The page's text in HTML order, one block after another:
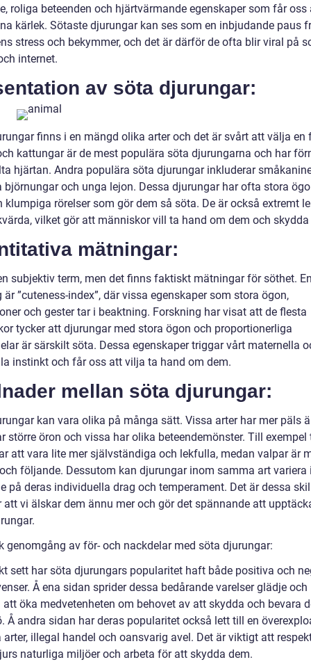
roliga beteenden och hjärtvärmande egenskaper som får oss
kärlek. Sötaste djurungar kan ses som en inbjudande paus
stress och bekymmer, och det är därför de ofta blir viral på
internet.
av söta djurungar:
finns i en mängd olika arter och det är svårt att välja en
kattungar är de mest populära söta djurungarna och har
hjärtan. Andra populära söta djurungar inkluderar
björnungar och unga lejon. Dessa djurungar har ofta stora
klumpiga rörelser som gör dem så söta. De är också extremt
vilket gör att människor vill ta hand om dem och skydda
mätningar:
subjektiv term, men det finns faktiskt mätningar för söthet.
”cuteness-index”, där vissa egenskaper som stora ögon,
och gester tar i beaktning. Forskning har visat att de flesta
tycker att djurungar med stora ögon och proportionerliga
är särskilt söta. Dessa egenskaper triggar vårt maternella
instinkt och får oss att vilja ta hand om dem.
mellan söta djurungar:
kan vara olika på många sätt. Vissa arter har mer päls
större öron och vissa har olika beteendemönster. Till exempel
att vara lite mer självständiga och lekfulla, medan valpar är
följande. Dessutom kan djurungar inom samma art variera
på deras individuella drag och temperament. Det är dessa
att vi älskar dem ännu mer och gör det spännande att
genomgång av för- och nackdelar med söta djurungar:
sett har söta djurungars popularitet haft både positiva och
Å ena sidan sprider dessa bedårande varelser glädje och
öka medvetenheten om behovet av att skydda och bevara
Å andra sidan har deras popularitet också lett till en
arter, illegal handel och oansvarig avel. Det är viktigt att
naturliga miljöer och arbeta för att skydda dem.